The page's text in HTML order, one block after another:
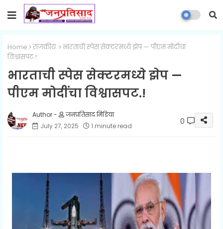
Home राजकीय.
भारताची स्पेस सेक्टरमध्ये झेप — पीएम मोदींचा
विश्वासपट.!
भारताची स्पेस सेक्टरमध्ये झेप —
पीएम मोदींचा विश्वासपट.!
जनप्रतिसाद मिडिया
July 27, 2025
1 minute read 0